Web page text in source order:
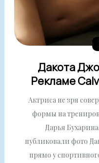
Дакота
Рекламе
Актриса не зря
формы на
Дарья
публиковали фото
прямо у